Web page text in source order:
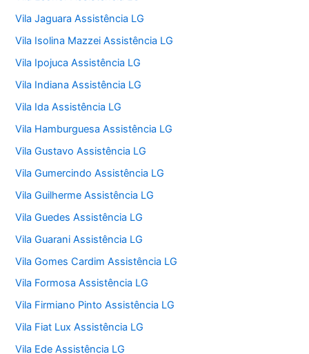
Vila Jaguara Assistência LG
Vila Isolina Mazzei Assistência LG
Vila Ipojuca Assistência LG
Vila Indiana Assistência LG
Vila Ida Assistência LG
Vila Hamburguesa Assistência LG
Vila Gustavo Assistência LG
Vila Gumercindo Assistência LG
Vila Guilherme Assistência LG
Vila Guedes Assistência LG
Vila Guarani Assistência LG
Vila Gomes Cardim Assistência LG
Vila Formosa Assistência LG
Vila Firmiano Pinto Assistência LG
Vila Fiat Lux Assistência LG
Vila Ede Assistência LG